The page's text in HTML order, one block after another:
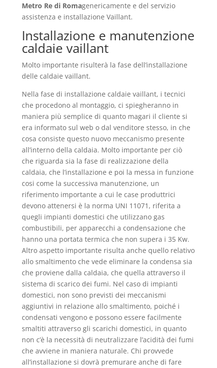
Metro Re di Romagenericamente e del servizio
assistenza e installazione Vaillant.
Installazione e manutenzione
caldaie vaillant
Molto importante risulterà la fase dell’installazione
delle caldaie vaillant.
Nella fase di installazione caldaie vaillant, i tecnici
che procedono al montaggio, ci spiegheranno in
maniera più semplice di quanto magari il cliente si
era informato sul web o dal venditore stesso, in che
cosa consiste questo nuovo meccanismo presente
all’interno della caldaia. Molto importante per ciò
che riguarda sia la fase di realizzazione della
caldaia, che l’installazione e poi la messa in funzione
cosi come la successiva manutenzione, un
riferimento importante a cui le case produttrici
devono attenersi è la norma UNI 11071, riferita a
quegli impianti domestici che utilizzano gas
combustibili, per apparecchi a condensazione che
hanno una portata termica che non supera i 35 Kw.
Altro aspetto importante risulta anche quello relativo
allo smaltimento che vede eliminare la condensa sia
che proviene dalla caldaia, che quella attraverso il
sistema di scarico dei fumi. Nel caso di impianti
domestici, non sono previsti dei meccanismi
aggiuntivi in relazione allo smaltimento, poiché i
condensati vengono e possono essere facilmente
smaltiti attraverso gli scarichi domestici, in quanto
non c’è la necessità di neutralizzare l’acidità dei fumi
che avviene in maniera naturale. Chi provvede
all’installazione si dovrà premurare anche di fare